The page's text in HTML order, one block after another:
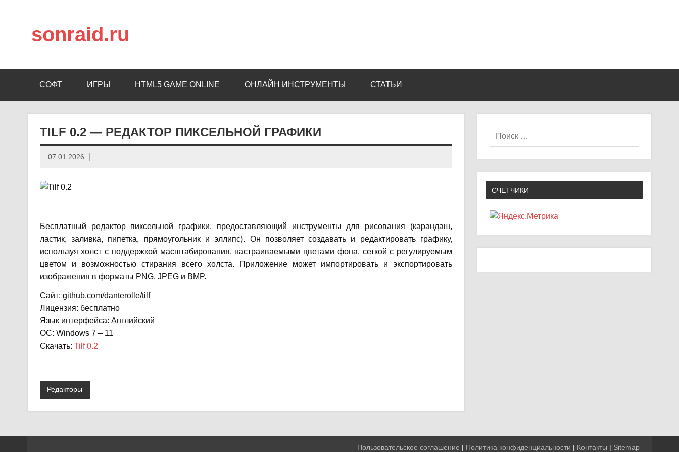
sonraid.ru
СОФТ ИГРЫ HTML5 GAME ONLINE ОНЛАЙН ИНСТРУМЕНТЫ СТАТЬИ
TILF 0.2 — РЕДАКТОР ПИКСЕЛЬНОЙ ГРАФИКИ
07.01.2026
Бесплатный редактор пиксельной графики, предоставляющий инструменты для рисования (карандаш,
ластик, заливка, пипетка, прямоугольник и эллипс). Он позволяет создавать и редактировать графику,
используя холст с поддержкой масштабирования, настраиваемыми цветами фона, сеткой с регулируемым
цветом и возможностью стирания всего холста. Приложение может импортировать и экспортировать
изображения в форматы PNG, JPEG и BMP.
Сайт: github.com/danterolle/tilf
Лицензия: бесплатно
Язык интерфейса: Английский
ОС: Windows 7 – 11
Скачать: Tilf 0.2
Редакторы
СЧЕТЧИКИ
Пользовательское соглашение | Политика конфиденциальности | Контакты | Sitemap